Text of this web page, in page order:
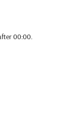
00:00.